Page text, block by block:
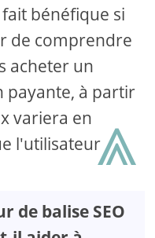
bénéfique si
de comprendre
acheter un
payante, à partir
variera en
l'utilisateur
de balise SEO
⩓